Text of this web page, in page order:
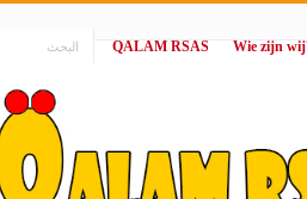
|
QALAM RSAS